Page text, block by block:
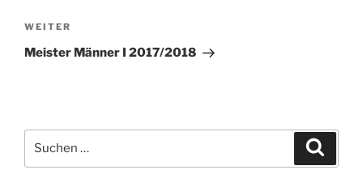
Nächster
Beitrag
WEITER
Meister Männer I 2017/2018
Suchen